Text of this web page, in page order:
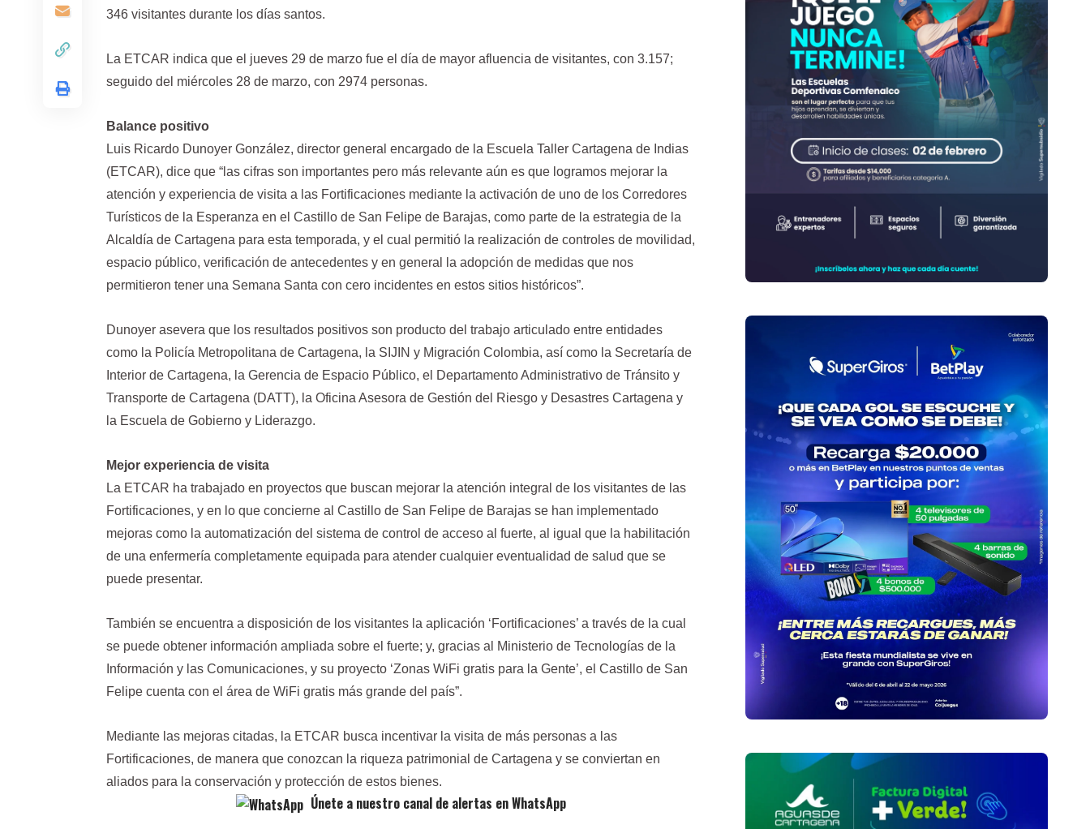
346 visitantes durante los días santos.
La ETCAR indica que el jueves 29 de marzo fue el día de mayor afluencia de visitantes, con 3.157;
seguido del miércoles 28 de marzo, con 2974 personas.
Balance positivo
Luis Ricardo Dunoyer González, director general encargado de la Escuela Taller Cartagena de Indias
(ETCAR), dice que “las cifras son importantes pero más relevante aún es que logramos mejorar la
atención y experiencia de visita a las Fortificaciones mediante la activación de uno de los Corredores
Turísticos de la Esperanza en el Castillo de San Felipe de Barajas, como parte de la estrategia de la
Alcaldía de Cartagena para esta temporada, y el cual permitió la realización de controles de movilidad,
espacio público, verificación de antecedentes y en general la adopción de medidas que nos
permitieron tener una Semana Santa con cero incidentes en estos sitios históricos”.
Dunoyer asevera que los resultados positivos son producto del trabajo articulado entre entidades
como la Policía Metropolitana de Cartagena, la SIJIN y Migración Colombia, así como la Secretaría de
Interior de Cartagena, la Gerencia de Espacio Público, el Departamento Administrativo de Tránsito y
Transporte de Cartagena (DATT), la Oficina Asesora de Gestión del Riesgo y Desastres Cartagena y
la Escuela de Gobierno y Liderazgo.
Mejor experiencia de visita
La ETCAR ha trabajado en proyectos que buscan mejorar la atención integral de los visitantes de las
Fortificaciones, y en lo que concierne al Castillo de San Felipe de Barajas se han implementado
mejoras como la automatización del sistema de control de acceso al fuerte, al igual que la habilitación
de una enfermería completamente equipada para atender cualquier eventualidad de salud que se
puede presentar.
También se encuentra a disposición de los visitantes la aplicación ‘Fortificaciones’ a través de la cual
se puede obtener información ampliada sobre el fuerte; y, gracias al Ministerio de Tecnologías de la
Información y las Comunicaciones, y su proyecto ‘Zonas WiFi gratis para la Gente’, el Castillo de San
Felipe cuenta con el área de WiFi gratis más grande del país”.
Mediante las mejoras citadas, la ETCAR busca incentivar la visita de más personas a las
Fortificaciones, de manera que conozcan la riqueza patrimonial de Cartagena y se conviertan en
aliados para la conservación y protección de estos bienes.
Únete a nuestro canal de alertas en WhatsApp